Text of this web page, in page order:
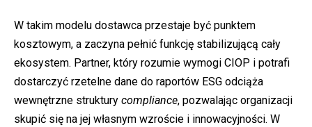
W takim modelu dostawca przestaje być punktem
kosztowym, a zaczyna pełnić funkcję stabilizującą cały
ekosystem. Partner, który rozumie wymogi CIOP i potrafi
dostarczyć rzetelne dane do raportów ESG odciąża
wewnętrzne struktury compliance, pozwalając organizacji
skupić się na jej własnym wzroście i innowacyjności. W